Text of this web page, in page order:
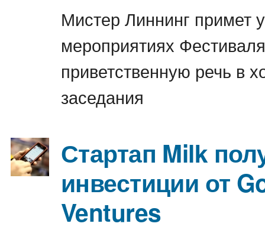
Мистер Линнинг примет
мероприятиях
приветственную речь в
заседания
Стартап Milk
инвестиции от
Ventures